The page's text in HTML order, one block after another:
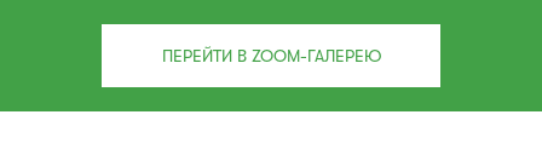
ПЕРЕЙТИ В ZOOM-ГАЛЕРЕЮ